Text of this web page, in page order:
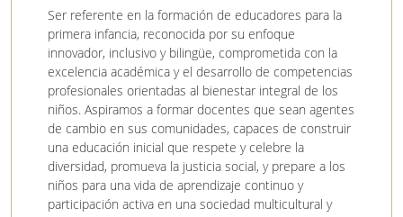
Ser referente en la formación de educadores para la
primera infancia, reconocida por su enfoque
innovador, inclusivo y bilingüe, comprometida con la
excelencia académica y el desarrollo de competencias
profesionales orientadas al bienestar integral de los
niños. Aspiramos a formar docentes que sean agentes
de cambio en sus comunidades, capaces de construir
una educación inicial que respete y celebre la
diversidad, promueva la justicia social, y prepare a los
niños para una vida de aprendizaje continuo y
participación activa en una sociedad multicultural y